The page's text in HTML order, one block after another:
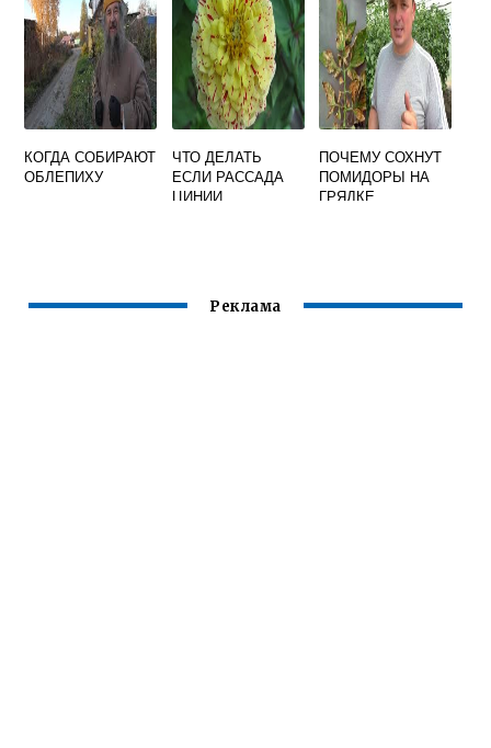
КОГДА СОБИРАЮТ
ОБЛЕПИХУ
ЧТО ДЕЛАТЬ
ЕСЛИ РАССАДА
ЦИНИИ
ПОЧЕМУ СОХНУТ
ПОМИДОРЫ НА
ГРЯДКЕ
Реклама